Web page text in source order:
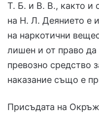
Т. Б. и В. В., както и
на Н. Л. Деянието е
на наркотични
лишен и от право
превозно средство
наказание също е
Присъдата на